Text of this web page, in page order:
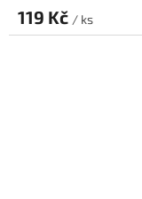
119 Kč / ks